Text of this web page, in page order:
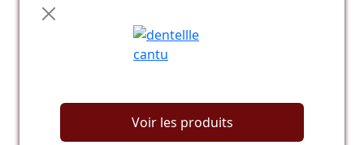
Voir les produits